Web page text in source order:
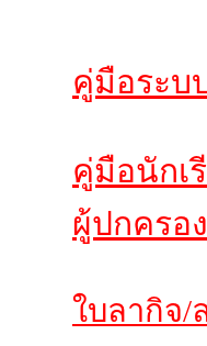
คู่มือระบ
คู่มือนักเ
ผู้ปกครอ
ใบลากิจ/